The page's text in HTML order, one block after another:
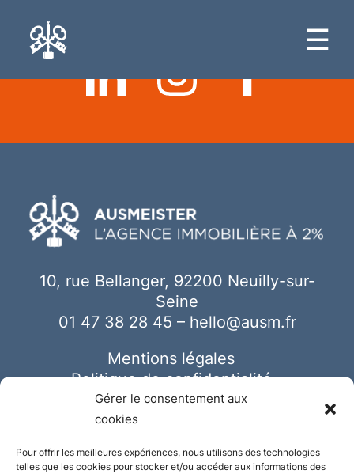
Gérer le consentement aux
cookies
Pour offrir les meilleures expériences, nous utilisons des technologies
telles que les cookies pour stocker et/ou accéder aux informations des
☰
10, rue Bellanger, 92200 Neuilly-sur-
Seine
01 47 38 28 45 – hello@ausm.fr
Mentions légales
Politique de confidentialité
Cookies